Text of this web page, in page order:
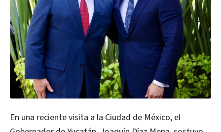
En una reciente visita a la Ciudad de México, el